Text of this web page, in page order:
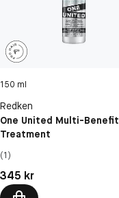
150 ml
Redken
One United Multi-Benefit
Treatment
(1)
Pris: 345 kr
345 kr